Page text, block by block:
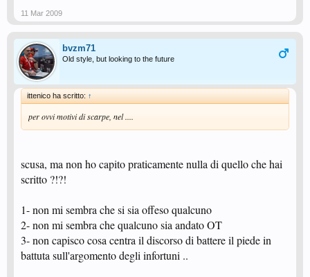
11 Mar 2009
bvzm71
Old style, but looking to the future
ittenico ha scritto: ↑
per ovvi motivi di scarpe, nel ....
scusa, ma non ho capito praticamente nulla di quello che hai
scritto ?!?!
1- non mi sembra che si sia offeso qualcuno
2- non mi sembra che qualcuno sia andato OT
3- non capisco cosa centra il discorso di battere il piede in
battuta sull'argomento degli infortuni ..